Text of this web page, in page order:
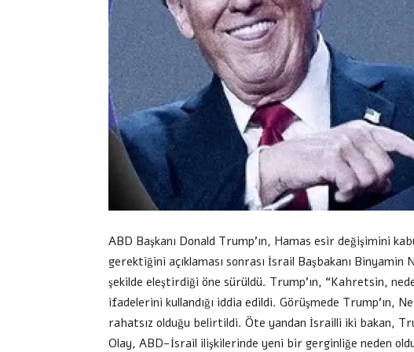
ABD Başkanı Donald Trump’ın, Hamas esir değişimini
gerektiğini açıklaması sonrası İsrail Başbakanı
şekilde eleştirdiği öne sürüldü. Trump’ın, “Kahretsin,
ifadelerini kullandığı iddia edildi. Görüşmede Trump’ın,
rahatsız olduğu belirtildi. Öte yandan İsrailli iki bakan,
Olay, ABD-İsrail ilişkilerinde yeni bir gerginliğe neden